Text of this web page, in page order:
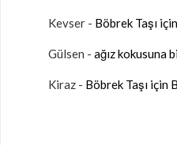
Kevser - Böbrek Taşı
Gülsen - ağız kokusuna
Kiraz - Böbrek Taşı için